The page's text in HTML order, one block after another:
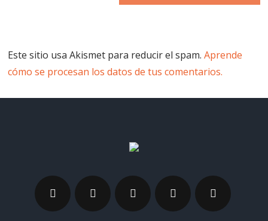
Este sitio usa Akismet para reducir el spam.Aprende
cómo se procesan los datos de tus comentarios.